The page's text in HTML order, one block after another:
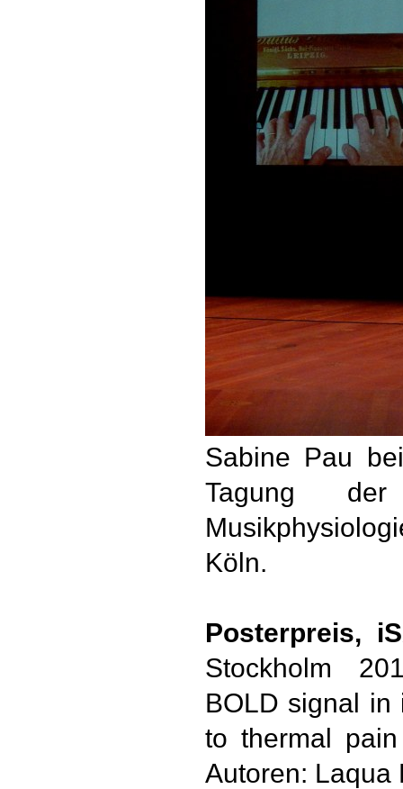
Sabine Pau
Tagung
Köln.
Posterpreis,
Stockholm
BOLD signal in
to thermal
Autoren: Laqua